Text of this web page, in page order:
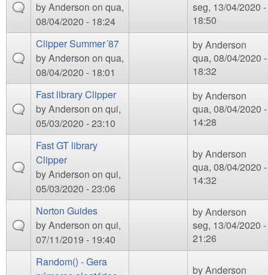
byAnderson on qua,
08/04/2020 - 18:24
seg, 13/04/2020 -
18:50
Clipper Summer´87
byAnderson on qua,
08/04/2020 - 18:01
byAnderson
qua, 08/04/2020 -
18:32
Fast library Clipper
byAnderson on qui,
05/03/2020 - 23:10
byAnderson
qua, 08/04/2020 -
14:28
Fast GT library
Clipper
byAnderson on qui,
05/03/2020 - 23:06
byAnderson
qua, 08/04/2020 -
14:32
Norton Guides
byAnderson on qui,
07/11/2019 - 19:40
byAnderson
seg, 13/04/2020 -
21:26
Random() - Gera
byAnderson